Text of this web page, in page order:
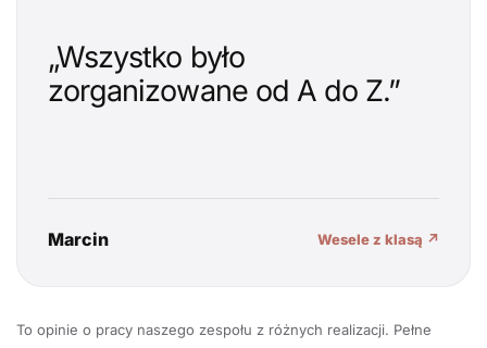
„Wszystko było
zorganizowane od A do Z.”
Marcin Wesele z klasą ↗
To opinie o pracy naszego zespołu z różnych realizacji. Pełne